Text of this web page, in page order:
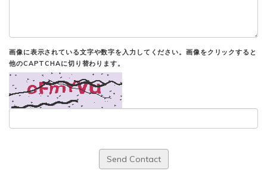
画像に表示されている文字や数字を入力してください。画像をクリックすると
他のCAPTCHAに切り替わります。
Send Contact